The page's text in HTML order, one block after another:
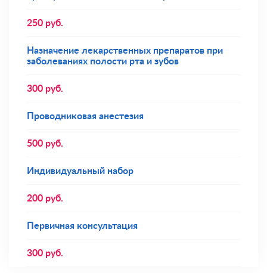
250 руб.
Назначение лекарственных препаратов при
заболеваниях полости рта и зубов
300 руб.
Проводниковая анестезия
500 руб.
Индивидуальный набор
200 руб.
Первичная консультация
300 руб.